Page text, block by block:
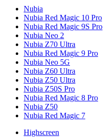
Nubia
Nubia Red Magic 10 Pro
Nubia Red Magic 9S Pro
Nubia Neo 2
Nubia Z70 Ultra
Nubia Red Magic 9 Pro
Nubia Neo 5G
Nubia Z60 Ultra
Nubia Z50 Ultra
Nubia Z50S Pro
Nubia Red Magic 8 Pro
Nubia Z50
Nubia Red Magic 7
Highscreen